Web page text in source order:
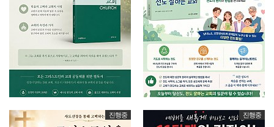
진행중 진행중